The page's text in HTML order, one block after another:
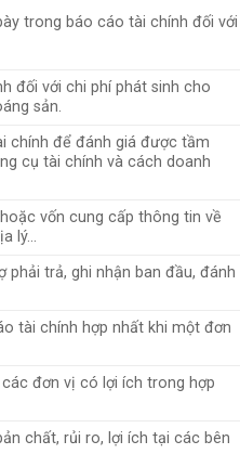
trong báo cáo tài chính đối với
đối với chi phí phát sinh cho
sản.
chính để đánh giá được tầm
cụ tài chính và cách doanh
vốn cung cấp thông tin về
lý…
trả, ghi nhận ban đầu, đánh
tài chính hợp nhất khi một đơn
đơn vị có lợi ích trong hợp
chất, rủi ro, lợi ích tại các bên